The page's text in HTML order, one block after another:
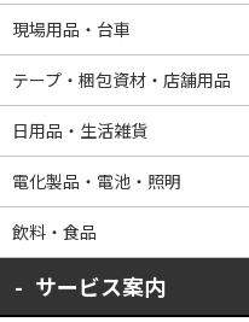
現場用品・台車
テープ・梱包資材・店舗用品
日用品・生活雑貨
電化製品・電池・照明
飲料・食品
サービス案内